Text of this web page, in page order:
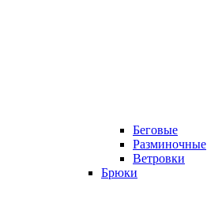
Беговые
Разминочные
Ветровки
Брюки